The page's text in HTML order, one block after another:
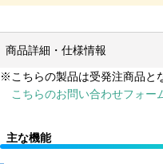
商品詳細・仕様情報
※こちらの製品は受発注商品と
こちらのお問い合わせフォー
主な機能